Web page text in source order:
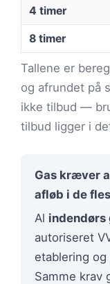
4 timer
8 timer
Tallene er
og afrundet på
ikke tilbud —
tilbud ligger i
Gas kræver
afløb i de
Al
autoriseret
etablering
Samme krav